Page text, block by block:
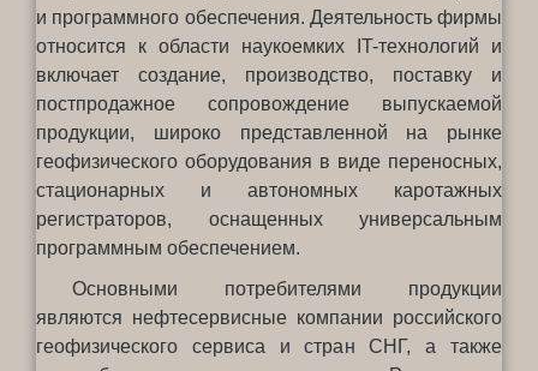
Непрерывное
совершенствование
и программного обеспечения. Деятельность фирмы
относится к области наукоемких IT-технологий и
включает создание, производство, поставку и
постпродажное сопровождение выпускаемой
продукции, широко представленной на рынке
геофизического оборудования в виде переносных,
стационарных и автономных каротажных
регистраторов, оснащенных универсальным
программным обеспечением.
Основными потребителями продукции
являются нефтесервисные компании российского
геофизического сервиса и стран СНГ, а также